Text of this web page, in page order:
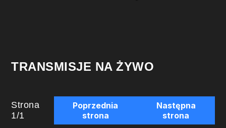
TRANSMISJE NA ŻYWO
Strona
1/1
Poprzednia
strona
Następna
strona